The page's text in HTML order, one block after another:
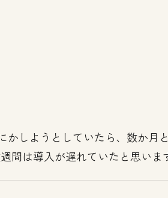
かしようとしていたら、数か月
間は導入が遅れていたと思いま